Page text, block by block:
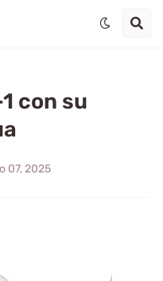
con su
07, 2025